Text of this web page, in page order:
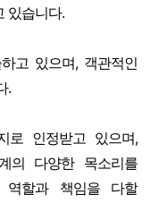
있습니다.
고 있으며, 객관적인
.
로 인정받고 있으며,
의 다양한 목소리를
역할과 책임을 다할